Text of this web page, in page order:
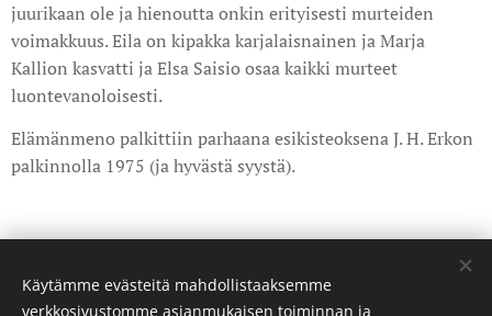
juurikaan ole ja hienoutta onkin erityisesti murteiden
voimakkuus. Eila on kipakka karjalaisnainen ja Marja
Kallion kasvatti ja Elsa Saisio osaa kaikki murteet
luontevanoloisesti.
Elämänmeno palkittiin parhaana esikisteoksena J. H. Erkon
palkinnolla 1975 (ja hyvästä syystä).
Share
Käytämme evästeitä mahdollistaaksemme
verkkosivustomme asianmukaisen toiminnan ja